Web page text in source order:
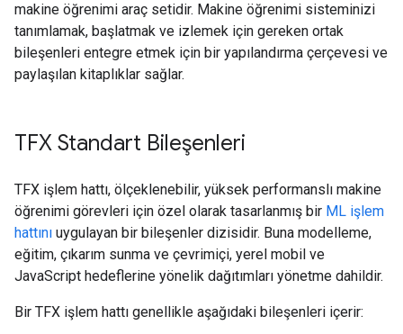
makine öğrenimi araç setidir. Makine öğrenimi sisteminizi
tanımlamak, başlatmak ve izlemek için gereken ortak
bileşenleri entegre etmek için bir yapılandırma çerçevesi ve
paylaşılan kitaplıklar sağlar.
TFX Standart Bileşenleri
TFX işlem hattı, ölçeklenebilir, yüksek performanslı makine
öğrenimi görevleri için özel olarak tasarlanmış bir ML işlem
hattını uygulayan bir bileşenler dizisidir. Buna modelleme,
eğitim, çıkarım sunma ve çevrimiçi, yerel mobil ve
JavaScript hedeflerine yönelik dağıtımları yönetme dahildir.
Bir TFX işlem hattı genellikle aşağıdaki bileşenleri içerir: